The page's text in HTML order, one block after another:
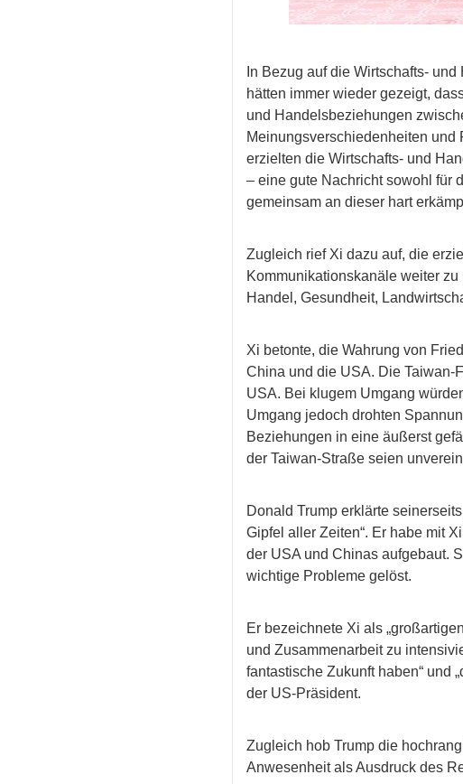
In Bezug auf die Wirtschafts-
hätten immer wieder gezeigt,
und Handelsbeziehungen
Meinungsverschiedenheiten
erzielten die Wirtschafts- und
– eine gute Nachricht sowohl für
gemeinsam an dieser hart
Zugleich rief Xi dazu auf, die
Kommunikationskanäle weiter
Handel, Gesundheit,
Xi betonte, die Wahrung von
China und die USA. Die Taiwan-
USA. Bei klugem Umgang
Umgang jedoch drohten
Beziehungen in eine äußerst
der Taiwan-Straße seien
Donald Trump erklärte
Gipfel aller Zeiten“. Er habe mit
der USA und Chinas aufgebaut.
wichtige Probleme gelöst.
Er bezeichnete Xi als
und Zusammenarbeit zu
fantastische Zukunft haben“ und
der US-Präsident.
Zugleich hob Trump die
Anwesenheit als Ausdruck des